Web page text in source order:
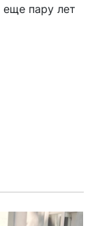
еще пару лет